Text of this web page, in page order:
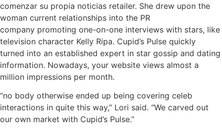
comenzar su propia noticias retailer. She drew upon the
woman current relationships into the PR
company promoting one-on-one interviews with stars, like
television character Kelly Ripa. Cupid’s Pulse quickly
turned into an established expert in star gossip and dating
information. Nowadays, your website views almost a
million impressions per month.
“no body otherwise ended up being covering celeb
interactions in quite this way,” Lori said. “We carved out
our own market with Cupid’s Pulse.”